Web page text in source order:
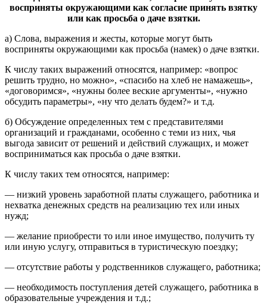
восприняты окружающими как согласие принять взятку
или как просьба о даче взятки.
а) Слова, выражения и жесты, которые могут быть
восприняты окружающими как просьба (намек) о даче взятки.
К числу таких выражений относятся, например: «вопрос
решить трудно, но можно», «спасибо на хлеб не намажешь»,
«договоримся», «нужны более веские аргументы», «нужно
обсудить параметры», «ну что делать будем?» и т.д.
б) Обсуждение определенных тем с представителями
организаций и гражданами, особенно с теми из них, чья
выгода зависит от решений и действий служащих, и может
восприниматься как просьба о даче взятки.
К числу таких тем относятся, например:
— низкий уровень заработной платы служащего, работника и
нехватка денежных средств на реализацию тех или иных
нужд;
— желание приобрести то или иное имущество, получить ту
или иную услугу, отправиться в туристическую поездку;
— отсутствие работы у родственников служащего, работника;
— необходимость поступления детей служащего, работника в
образовательные учреждения и т.д.;